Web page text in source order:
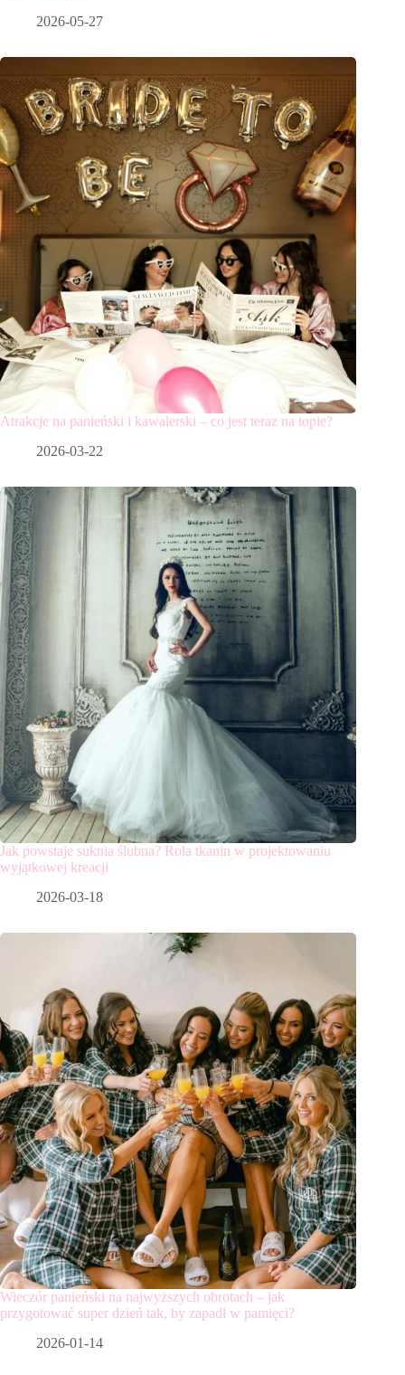
2026-05-27
Atrakcje na panieński i kawalerski – co jest teraz na topie?
2026-03-22
Jak powstaje suknia ślubna? Rola tkanin w projektowaniu
wyjątkowej kreacji
2026-03-18
Wieczór panieński na najwyższych obrotach – jak
przygotować super dzień tak, by zapadł w pamięci?
2026-01-14